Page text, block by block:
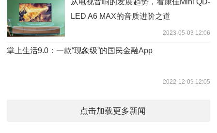
从电视音响的发展趋势，看康佳Mini QD-
LED A6 MAX的音质进阶之道
2023-05-03 12:06
掌上生活9.0：一款“现象级”的国民金融App
2022-12-09 12:05
点击加载更多新闻